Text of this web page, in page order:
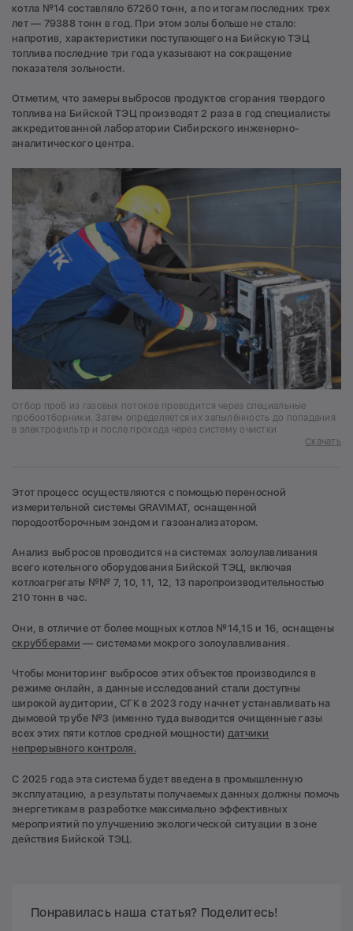
котла №14 составляло 67260 тонн, а по итогам последних трех
лет — 79388 тонн в год. При этом золы больше не стало:
напротив, характеристики поступающего на Бийскую ТЭЦ
топлива последние три года указывают на сокращение
показателя зольности.
Отметим, что замеры выбросов продуктов сгорания твердого
топлива на Бийской ТЭЦ производят 2 раза в год специалисты
аккредитованной лаборатории Сибирского инженерно-
аналитического центра.
Отбор проб из газовых потоков проводится через специальные
пробоотборники. Затем определяется их запылённость до попадания
в электрофильтр и после прохода через систему очистки
Скачать
Этот процесс осуществляются с помощью переносной
измерительной системы GRAVIMAT, оснащенной
породоотборочным зондом и газоанализатором.
Анализ выбросов проводится на системах золоулавливания
всего котельного оборудования Бийской ТЭЦ, включая
котлоагрегаты №№ 7, 10, 11, 12, 13 паропроизводительностью
210 тонн в час.
Они, в отличие от более мощных котлов №14,15 и 16, оснащены
скрубберами — системами мокрого золоулавливания.
Чтобы мониторинг выбросов этих объектов производился в
режиме онлайн, а данные исследований стали доступны
широкой аудитории, СГК в 2023 году начнет устанавливать на
дымовой трубе №3 (именно туда выводится очищенные газы
всех этих пяти котлов средней мощности) датчики
непрерывного контроля.
С 2025 года эта система будет введена в промышленную
эксплуатацию, а результаты получаемых данных должны помочь
энергетикам в разработке максимально эффективных
мероприятий по улучшению экологической ситуации в зоне
действия Бийской ТЭЦ.
Понравилась наша статья? Поделитесь!